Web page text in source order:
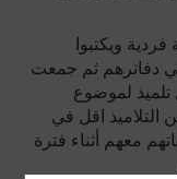
ويكتبوا
دفاترهم ثم جمعت
لموضوع
اقل في
معهم أثناء فترة